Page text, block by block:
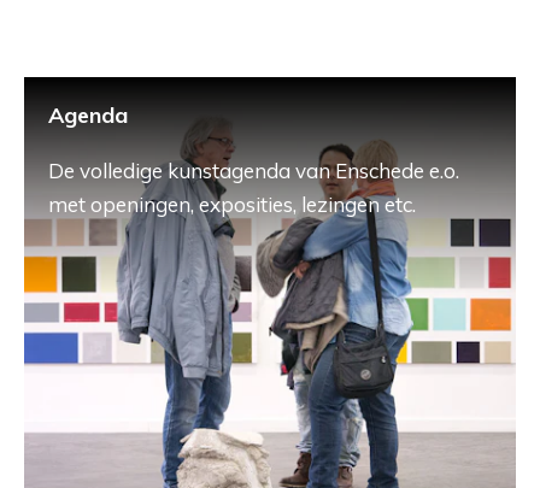
Agenda
De volledige kunstagenda van Enschede e.o.
met openingen, exposities, lezingen etc.